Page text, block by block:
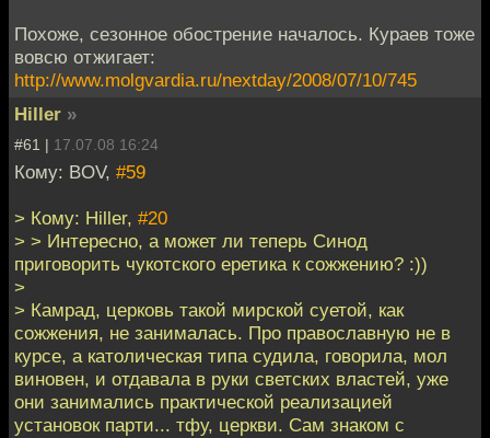
Похоже, сезонное обострение началось. Кураев тоже
вовсю отжигает:
http://www.molgvardia.ru/nextday/2008/07/10/745
Hiller »
#61 | 17.07.08 16:24
Кому: BOV, #59
> Кому: Hiller, #20
> > Интересно, а может ли теперь Синод
приговорить чукотского еретика к сожжению? :))
>
> Камрад, церковь такой мирской суетой, как
сожжения, не занималась. Про православную не в
курсе, а католическая типа судила, говорила, мол
виновен, и отдавала в руки светских властей, уже
они занимались практической реализацией
установок парти... тфу, церкви. Сам знаком с